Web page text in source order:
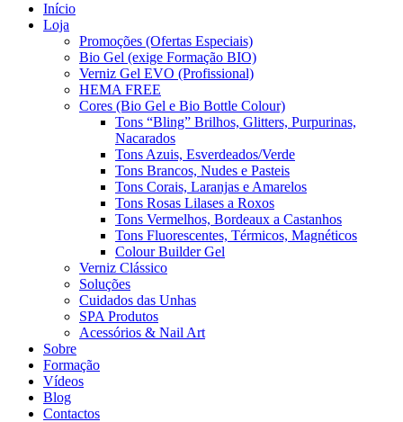
Início
Loja
Promoções (Ofertas Especiais)
Bio Gel (exige Formação BIO)
Verniz Gel EVO (Profissional)
HEMA FREE
Cores (Bio Gel e Bio Bottle Colour)
Tons “Bling” Brilhos, Glitters, Purpurinas,
Nacarados
Tons Azuis, Esverdeados/Verde
Tons Brancos, Nudes e Pasteis
Tons Corais, Laranjas e Amarelos
Tons Rosas Lilases a Roxos
Tons Vermelhos, Bordeaux a Castanhos
Tons Fluorescentes, Térmicos, Magnéticos
Colour Builder Gel
Verniz Clássico
Soluções
Cuidados das Unhas
SPA Produtos
Acessórios & Nail Art
Sobre
Formação
Vídeos
Blog
Contactos